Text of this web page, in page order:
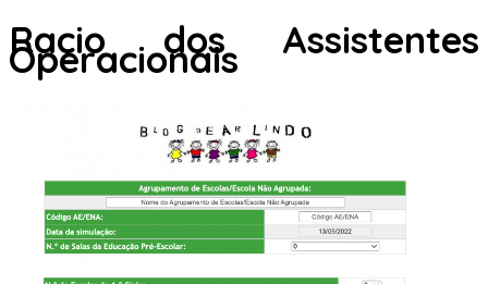
Racio dos Assistentes
Operacionais